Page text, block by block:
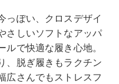
っぽい、クロスデザイ
さしいソフトなアッパ
で快適な履き心地。
、脱ぎ履きもラクチン
広さんでもストレスフ